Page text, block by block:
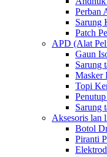
Perban
Sarung
Patch
APD (Alat
Gaun
Sarung
Masker
Topi
Sarung
Aksesoris lan
Botol
Piranti